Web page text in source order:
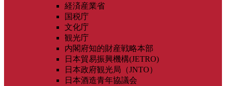
経済産業省
国税庁
文化庁
観光庁
内閣府知的財産戦略本部
日本貿易振興機構(JETRO)
日本政府観光局（JNTO）
日本酒造青年協議会